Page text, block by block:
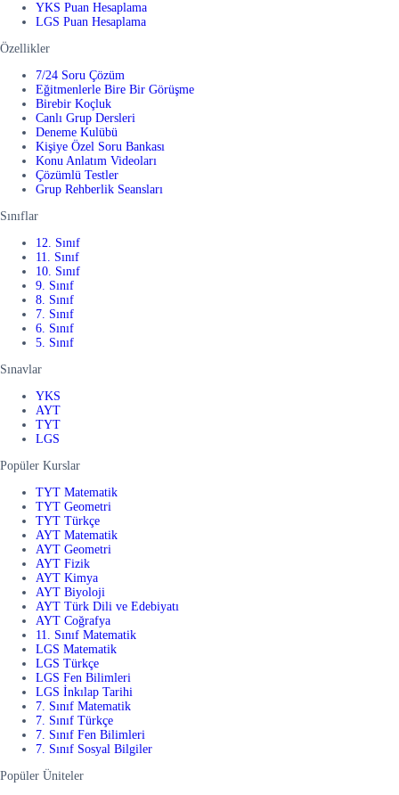
YKS Puan Hesaplama
LGS Puan Hesaplama
Özellikler
7/24 Soru Çözüm
Eğitmenlerle Bire Bir Görüşme
Birebir Koçluk
Canlı Grup Dersleri
Deneme Kulübü
Kişiye Özel Soru Bankası
Konu Anlatım Videoları
Çözümlü Testler
Grup Rehberlik Seansları
Sınıflar
12. Sınıf
11. Sınıf
10. Sınıf
9. Sınıf
8. Sınıf
7. Sınıf
6. Sınıf
5. Sınıf
Sınavlar
YKS
AYT
TYT
LGS
Popüler Kurslar
TYT Matematik
TYT Geometri
TYT Türkçe
AYT Matematik
AYT Geometri
AYT Fizik
AYT Kimya
AYT Biyoloji
AYT Türk Dili ve Edebiyatı
AYT Coğrafya
11. Sınıf Matematik
LGS Matematik
LGS Türkçe
LGS Fen Bilimleri
LGS İnkılap Tarihi
7. Sınıf Matematik
7. Sınıf Türkçe
7. Sınıf Fen Bilimleri
7. Sınıf Sosyal Bilgiler
Popüler Üniteler